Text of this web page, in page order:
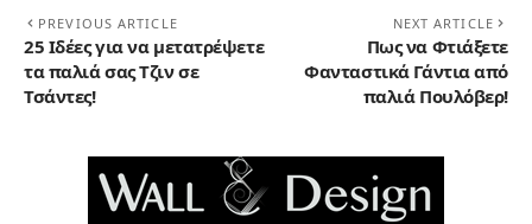
PREVIOUS ARTICLE
25 Ιδέες για να μετατρέψετε
τα παλιά σας Τζιν σε
Τσάντες!
NEXT ARTICLE
Πως να Φτιάξετε
Φανταστικά Γάντια από
παλιά Πουλόβερ!